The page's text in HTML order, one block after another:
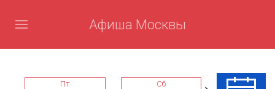
Афиша Москвы
Пт Сб Вс